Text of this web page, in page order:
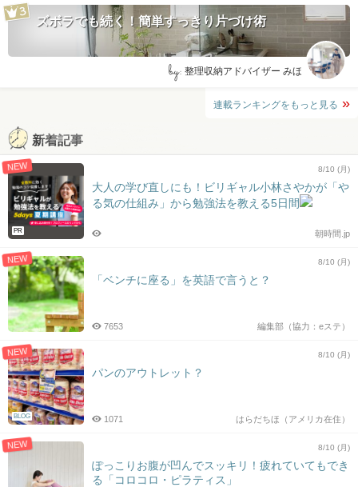
ズボラでも続く！簡単すっきり片づけ術
by: 整理収納アドバイザー みほ
連載ランキングをもっと見る
新着記事
NEW
PR
8/10 (月)
大人の学び直しにも！ビリギャル小林さやかが「や
る気の仕組み」から勉強法を教える5日間
朝時間.jp
NEW 8/10 (月)
「ベンチに座る」を英語で言うと？
編集部（協力：eステ）
7653
NEW
BLOG
8/10 (月)
パンのアウトレット？
はらだちほ（アメリカ在住）
1071
NEW 8/10 (月)
ぽっこりお腹が凹んでスッキリ！疲れていてもでき
る「コロコロ・ピラティス」